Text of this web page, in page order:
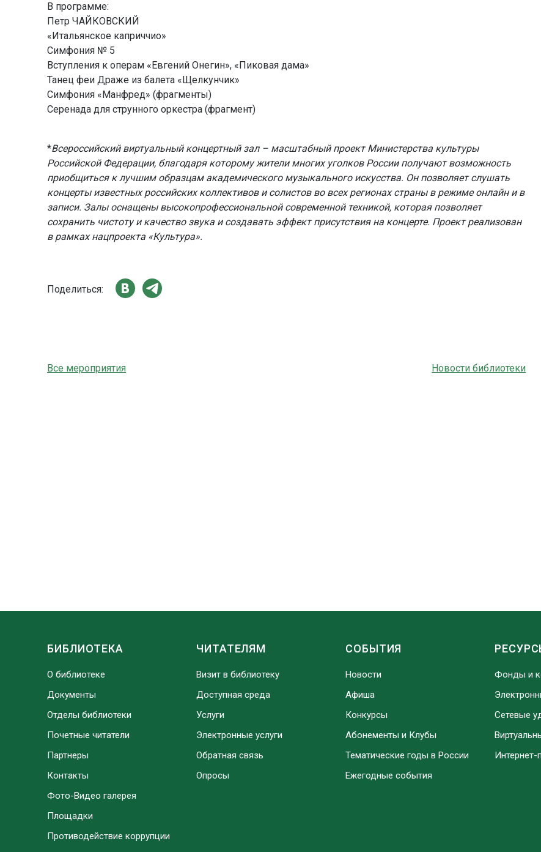
В программе:
Петр ЧАЙКОВСКИЙ
«Итальянское каприччио»
Симфония № 5
Вступления к операм «Евгений Онегин», «Пиковая дама»
Танец феи Драже из балета «Щелкунчик»
Симфония «Манфред» (фрагменты)
Серенада для струнного оркестра (фрагмент)
*Всероссийский виртуальный концертный зал – масштабный проект Министерства культуры
Российской Федерации, благодаря которому жители многих уголков России получают возможность
приобщиться к лучшим образцам академического музыкального искусства. Он позволяет слушать
концерты известных российских коллективов и солистов во всех регионах страны в режиме онлайн и в
записи. Залы оснащены высокопрофессиональной современной техникой, которая позволяет
сохранить чистоту и качество звука и создавать эффект присутствия на концерте. Проект реализован
в рамках нацпроекта «Культура».
Поделиться:
Все мероприятия Новости библиотеки
БИБЛИОТЕКА
О библиотеке
Документы
Отделы библиотеки
Почетные читатели
Партнеры
Контакты
Фото-Видео галерея
Площадки
Противодействие коррупции
ЧИТАТЕЛЯМ
Визит в библиотеку
Доступная среда
Услуги
Электронные услуги
Обратная связь
Опросы
СОБЫТИЯ
Новости
Афиша
Конкурсы
Абонементы и Клубы
Тематические годы в России
Ежегодные события
Фонды и
Сетевые
Интернет-